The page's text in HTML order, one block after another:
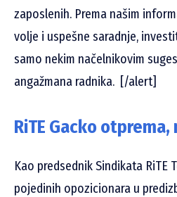
zaposlenih. Prema našim
volje i uspešne saradnje,
samo nekim načelnikovim
angažmana radnika. [/alert]
RiTE Gacko
Kao predsednik Sindikata RiTE
pojedinih opozicionara u